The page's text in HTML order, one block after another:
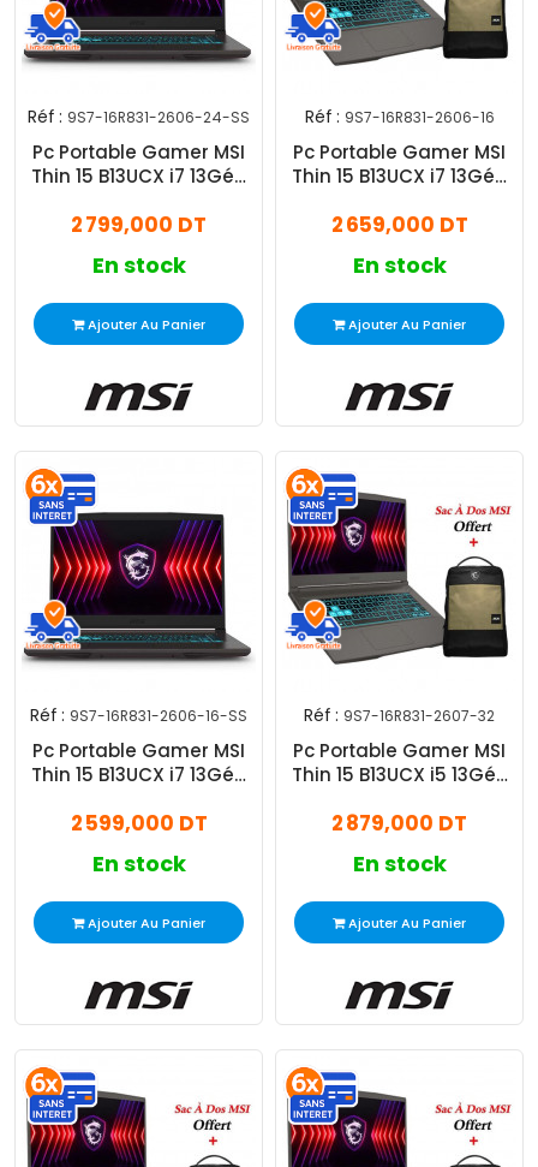
Réf : 9S7-16R831-2606-24-SS
Pc Portable Gamer MSI
Thin 15 B13UCX i7 13Gén
2 799,000 DT
En stock
Ajouter Au Panier
Réf : 9S7-16R831-2606-16
Pc Portable Gamer MSI
Thin 15 B13UCX i7 13Gén
2 659,000 DT
En stock
Ajouter Au Panier
Réf : 9S7-16R831-2606-16-SS
Pc Portable Gamer MSI
Thin 15 B13UCX i7 13Gén
2 599,000 DT
En stock
Ajouter Au Panier
Réf : 9S7-16R831-2607-32
Pc Portable Gamer MSI
Thin 15 B13UCX i5 13Gén
2 879,000 DT
En stock
Ajouter Au Panier